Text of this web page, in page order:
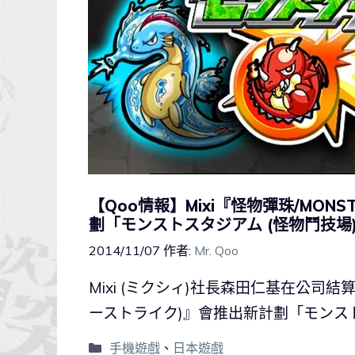
【Qoo情報】Mixi『怪物彈珠/
劃「モンストスタジアム (怪物鬥技
2014/11/07 作者: Mr. Qoo
Mixi (ミクシィ)社長森田仁基在公司結
ーストライク)』會推出新計劃「モン
手機遊戲、 日本遊戲